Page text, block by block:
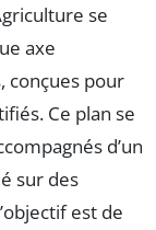
se
axe
conçues pour
Ce plan se
d’un
sur des
est de